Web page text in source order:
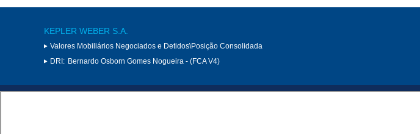
KEPLER WEBER S.A.
Valores Mobiliários Negociados e Detidos\Posição Consolidada
DRI: Bernardo Osborn Gomes Nogueira - (FCA V4)